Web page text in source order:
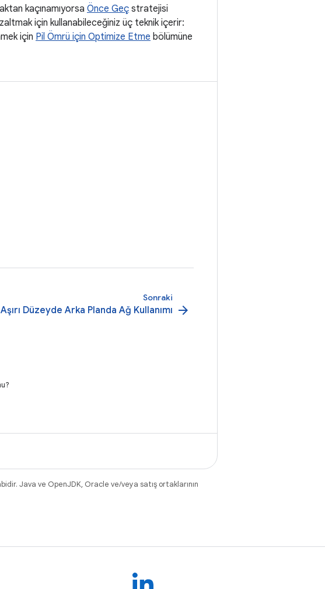
kaçınamıyorsa Önce Geç stratejisi
için kullanabileceğiniz üç teknik içerir:
için Pil Ömrü için Optimize Etme bölümüne
Sonraki
Aşırı Düzeyde Arka Planda Ağ Kullanımı arrow_forward
Java ve OpenJDK, Oracle ve/veya satış ortaklarının